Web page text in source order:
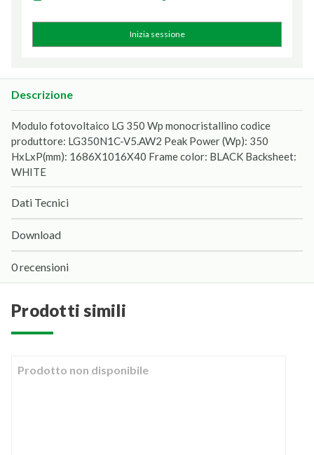
Inizia sessione
Descrizione
Modulo fotovoltaico LG 350 Wp monocristallino codice
produttore: LG350N1C-V5.AW2 Peak Power (Wp): 350
HxLxP(mm): 1686X1016X40 Frame color: BLACK Backsheet:
WHITE
Dati Tecnici
Download
0 recensioni
prodotti simili
Prodotto non disponibile